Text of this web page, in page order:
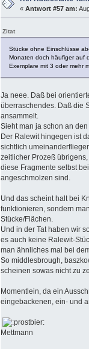
«Antwort #57 am:
Zitat
Stücke ohne Einschlüsse
Monaten doch häufiger auf
Exemplare mit 3 oder mehr
Ja neee. Daß bei
überraschendes. Daß die
ansammelt.
Sieht man ja schon an
Der Ralewit hingegen ist
sichtlich
zeitlicher Prozeß
diese Fragmente selbst
angeschmolzen sind.
Und das scheint halt bei
funktionieren, sondern
Stücke/Flächen.
Und in der Tat haben wir
es auch keine Ralewit-
man ähnliches mal bei
So middlesbrough,
scheinen sowas nicht zu
Momentlein, da ein
eingebackenen, ein- und
Mettmann